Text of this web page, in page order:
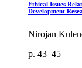
Ethical Issues
Development
Nirojan
p. 43–45